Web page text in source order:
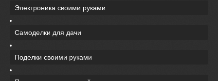
Электроника своими руками
Самоделки для дачи
Поделки своими руками